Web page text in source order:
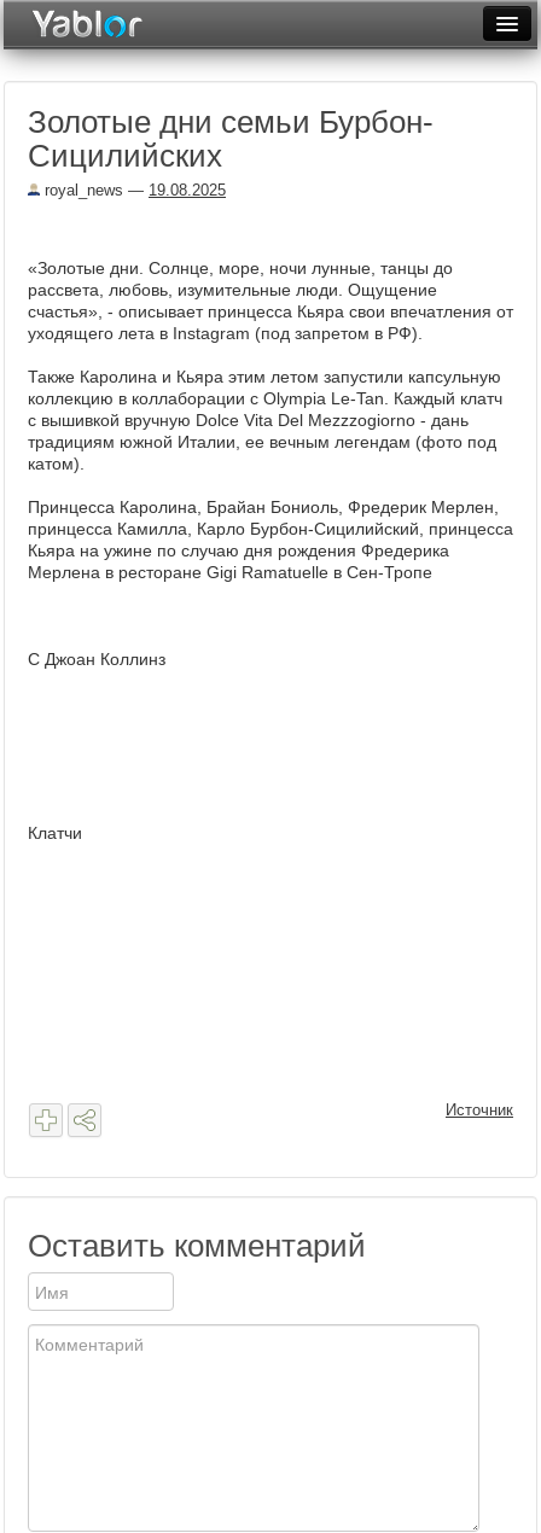
Неделя
Архив
Фототоп
Золотые дни семьи Бурбон-
Сицилийских
royal_news — 19.08.2025
«Золотые дни. Солнце, море, ночи лунные, танцы до
рассвета, любовь, изумительные люди. Ощущение
счастья», - описывает принцесса Кьяра свои впечатления от
уходящего лета в Instagram (под запретом в РФ).
Также Каролина и Кьяра этим летом запустили капсульную
коллекцию в коллаборации с Olympia Le-Tan. Каждый клатч
с вышивкой вручную Dolce Vita Del Mezzzogiorno - дань
традициям южной Италии, ее вечным легендам (фото под
катом).
Принцесса Каролина, Брайан Бониоль, Фредерик Мерлен,
принцесса Камилла, Карло Бурбон-Сицилийский, принцесса
Кьяра на ужине по случаю дня рождения Фредерика
Мерлена в ресторане Gigi Ramatuelle в Сен-Тропе
С Джоан Коллинз
Клатчи
Источник
Оставить комментарий